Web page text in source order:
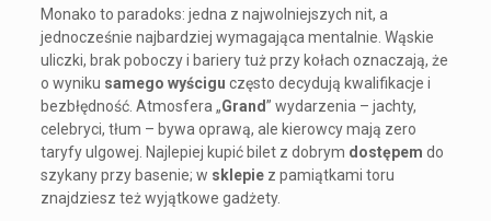
Monako to paradoks: jedna z najwolniejszych nit, a
jednocześnie najbardziej wymagająca mentalnie. Wąskie
uliczki, brak poboczy i bariery tuż przy kołach oznaczają, że
o wyniku samego wyścigu często decydują kwalifikacje i
bezbłędność. Atmosfera „Grand” wydarzenia – jachty,
celebryci, tłum – bywa oprawą, ale kierowcy mają zero
taryfy ulgowej. Najlepiej kupić bilet z dobrym dostępem do
szykany przy basenie; w sklepiez pamiątkami toru
znajdziesz też wyjątkowe gadżety.